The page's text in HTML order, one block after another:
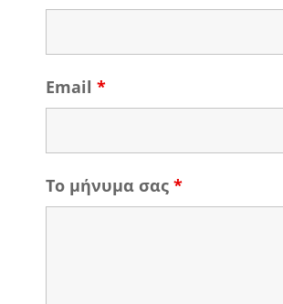
Email *
Το μήνυμα σας *